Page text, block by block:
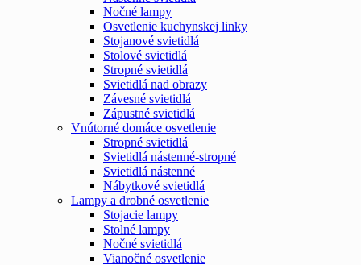
Nočné lampy
Osvetlenie kuchynskej linky
Stojanové svietidlá
Stolové svietidlá
Stropné svietidlá
Svietidlá nad obrazy
Závesné svietidlá
Zápustné svietidlá
Vnútorné domáce osvetlenie
Stropné svietidlá
Svietidlá nástenné-stropné
Svietidlá nástenné
Nábytkové svietidlá
Lampy a drobné osvetlenie
Stojacie lampy
Stolné lampy
Nočné svietidlá
Vianočné osvetlenie